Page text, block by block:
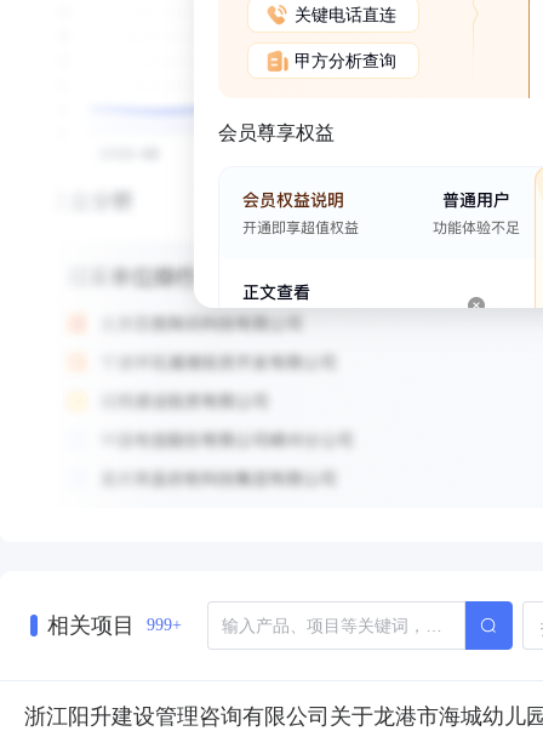
关键电话直连
甲方分析查询
会员尊享权益
相关项目 999+
浙江阳升建设管理咨询有限公司关于龙港市海城幼